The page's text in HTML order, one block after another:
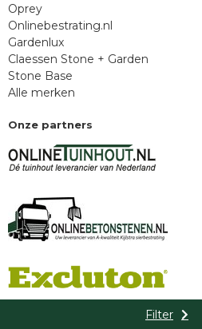
Filter
Oprey
Onlinebestrating.nl
Gardenlux
Claessen Stone + Garden
Stone Base
Alle merken
Onze partners